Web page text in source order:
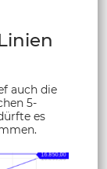
auch die
5-
es